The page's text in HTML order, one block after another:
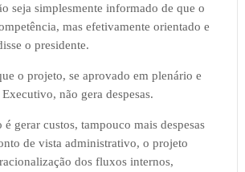
seja simplesmente informado de que o
mas efetivamente orientado e
o presidente.
o projeto, se aprovado em plenário e
não gera despesas.
é gerar custos, tampouco mais despesas
de vista administrativo, o projeto
dos fluxos internos,